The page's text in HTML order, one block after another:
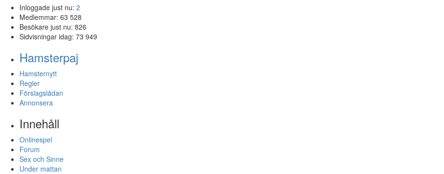
Inloggade just nu: 2
Medlemmar: 63 528
Besökare just nu: 826
Sidvisningar idag: 73 949
Hamsterpaj
Hamsternytt
Regler
Förslagslådan
Annonsera
Innehåll
Onlinespel
Forum
Sex och Sinne
Under mattan